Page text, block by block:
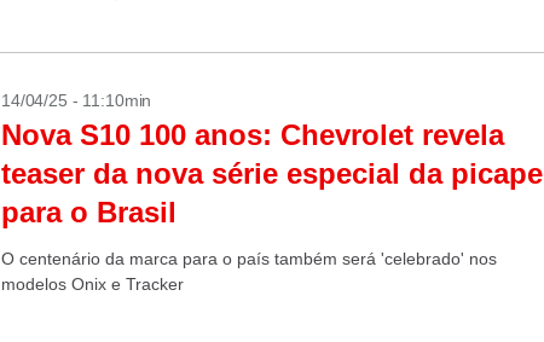
14/04/25 - 11:10min
Nova S10 100 anos: Chevrolet revela
teaser da nova série especial da picape
para o Brasil
O centenário da marca para o país também será 'celebrado' nos
modelos Onix e Tracker